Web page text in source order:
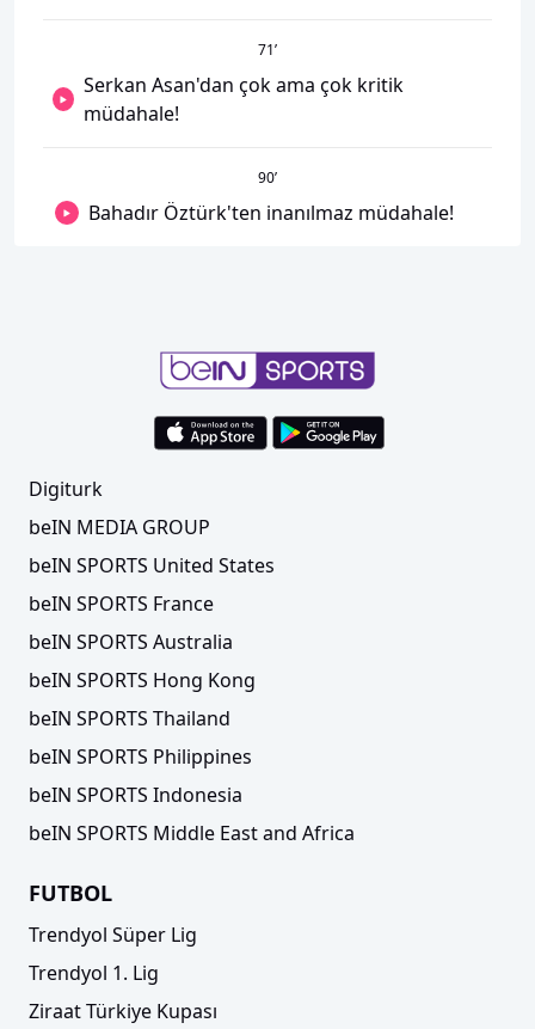
71’
Serkan Asan'dan çok ama çok kritik
müdahale!
90’
Bahadır Öztürk'ten inanılmaz müdahale!
Digiturk
beIN MEDIA GROUP
beIN SPORTS United States
beIN SPORTS France
beIN SPORTS Australia
beIN SPORTS Hong Kong
beIN SPORTS Thailand
beIN SPORTS Philippines
beIN SPORTS Indonesia
beIN SPORTS Middle East and Africa
FUTBOL
Trendyol Süper Lig
Trendyol 1. Lig
Ziraat Türkiye Kupası